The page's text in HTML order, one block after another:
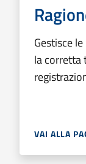
Gestisce
la corretta
VAI ALLA